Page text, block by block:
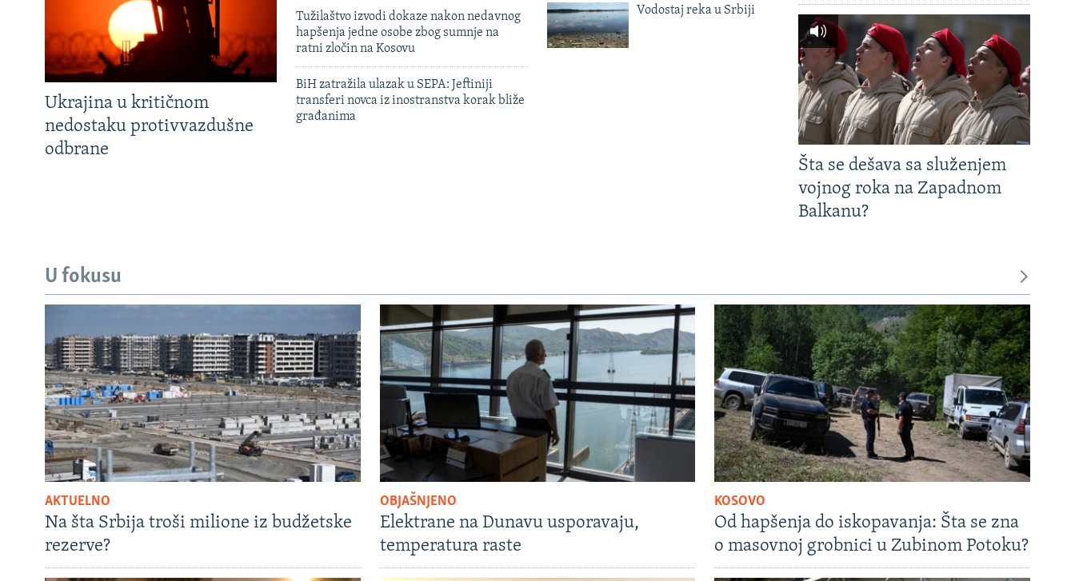
Ukrajina u kritičnom
nedostaku protivvazdušne
odbrane
Tužilaštvo izvodi dokaze nakon nedavnog
hapšenja jedne osobe zbog sumnje na
ratni zločin na Kosovu
BiH zatražila ulazak u SEPA: Jeftiniji
transferi novca iz inostranstva korak bliže
građanima
Vodostaj reka u Srbiji
Šta se dešava sa služenjem
vojnog roka na Zapadnom
Balkanu?
U fokusu
AKTUELNO
Na šta Srbija troši milione iz budžetske
rezerve?
OBJAŠNJENO
Elektrane na Dunavu usporavaju,
temperatura raste
KOSOVO
Od hapšenja do iskopavanja: Šta se zna
o masovnoj grobnici u Zubinom Potoku?